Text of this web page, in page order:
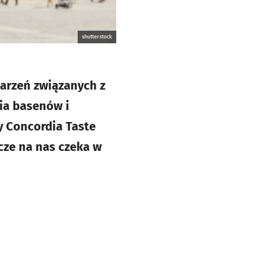
shutterstock
związanych z
basenów i
Concordia Taste
na nas czeka w